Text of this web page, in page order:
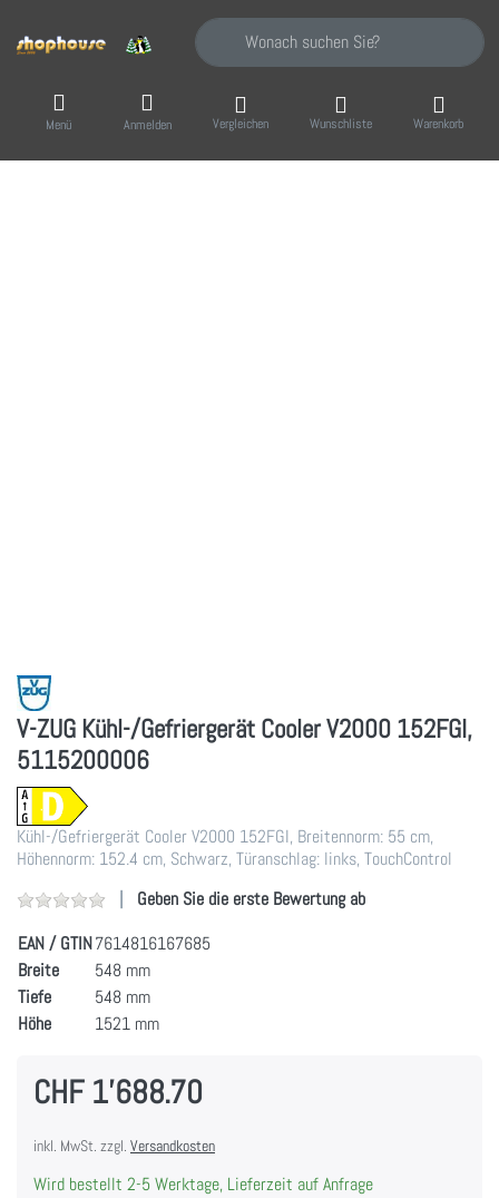
Geben Sie einen Suchbegriff ein. Während
Menü Anmelden Vergleichen Wunschliste Warenkorb
V-ZUG Kühl-/Gefriergerät Cooler V2000 152FGI,
5115200006
Kühl-/Gefriergerät Cooler V2000 152FGI, Breitennorm: 55 cm,
Höhennorm: 152.4 cm, Schwarz, Türanschlag: links, TouchControl
Geben Sie die erste Bewertung ab
EAN / GTIN7614816167685
Breite
548 mm
Tiefe
548 mm
Höhe
1521 mm
CHF 1'688.70
inkl. MwSt. zzgl. Versandkosten
Wird bestellt 2-5 Werktage, Lieferzeit auf Anfrage